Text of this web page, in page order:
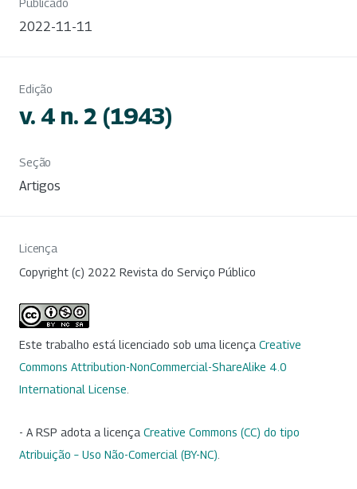
2022-11-11
Edição
v. 4 n. 2 (1943)
Seção
Artigos
Licença
Copyright (c) 2022 Revista do Serviço Público
Este trabalho está licenciado sob uma licença Creative
Commons Attribution-NonCommercial-ShareAlike 4.0
International License
- A RSP adota a licença Creative Commons (CC) do tipo
Atribuição – Uso Não-Comercial (BY-NC)